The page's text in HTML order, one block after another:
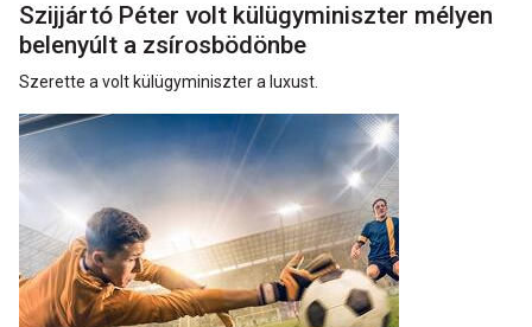
Szijjártó Péter volt külügyminiszter mélyen
belenyúlt a zsírosbödönbe
Szerette a volt külügyminiszter a luxust.